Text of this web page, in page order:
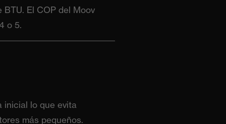
El COP del Moov
o 5.
inicial lo que evita
más pequeños.